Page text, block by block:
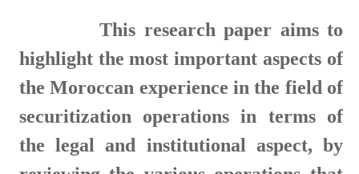
This research paper aims to
highlight the most important aspects of
the Moroccan experience in the field of
securitization operations in terms of
the legal and institutional aspect, by